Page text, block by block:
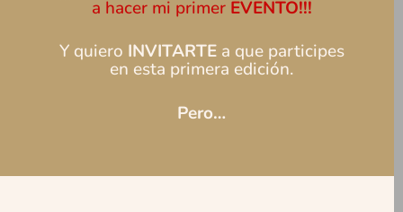
a hacer mi primer EVENTO!!!
Y quiero INVITARTEa que participes
en esta primera edición.
Pero…